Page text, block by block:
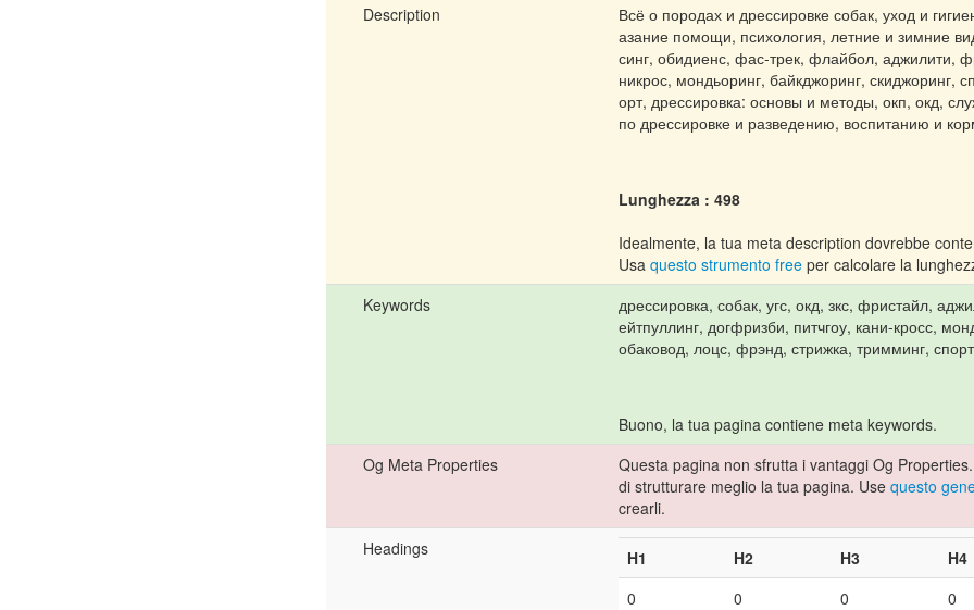
Description
Всё о породах и дрессировке собак, уход и
азание помощи, психология, летние и зимние
синг, обидиенс, фас-трек, флайбол, аджилити,
никрос, мондьоринг, байкджоринг, скиджоринг,
орт, дрессировка: основы и методы, окп, окд,
по дрессировке и разведению, воспитанию и
Lunghezza : 498
Idealmente, la tua meta description dovrebbe
Usa questo strumento free per calcolare la
Keywords
дрессировка, собак, угс, окд, зкс, фристайл,
ейтпуллинг, догфризби, питчгоу, кани-кросс,
обаковод, лоцс, фрэнд, стрижка, тримминг,
Buono, la tua pagina contiene meta keywords.
Og Meta Properties
Questa pagina non sfrutta i vantaggi Og
di strutturare meglio la tua pagina. Use questo
crearli.
Headings
H1 H2 H3 H4
0
0 0 0